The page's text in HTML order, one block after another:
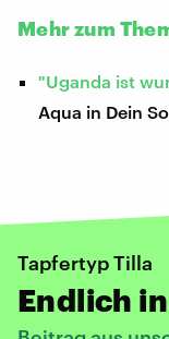
Mehr zum
"Uganda ist
Aqua in Dein
Tapfertyp Tilla
Endlich